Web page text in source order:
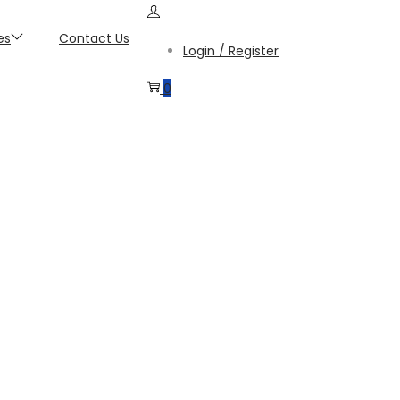
Contact Us
Login / Register
0